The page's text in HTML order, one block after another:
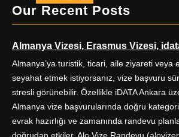
a
b
o
o
k
w
t
e
r
n
a
g
r
a
m
i
e
d
I
n
Our Recent Posts
Almanya Vizesi, Erasmus Vizesi,
Almanya’ya turistik, ticari, aile ziyareti veya
seyahat etmek istiyorsanız, vize başvuru
stresli görünebilir. Özellikle iDATA Ankara
Almanya vize başvurularında doğru
evrak hazırlığı ve zamanında randevu